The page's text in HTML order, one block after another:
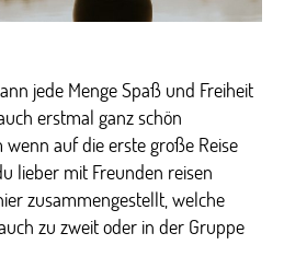
jede Menge Spaß und Freiheit
erstmal ganz schön
auf die erste große Reise
lieber mit Freunden reisen
zusammengestellt, welche
zu zweit oder in der Gruppe